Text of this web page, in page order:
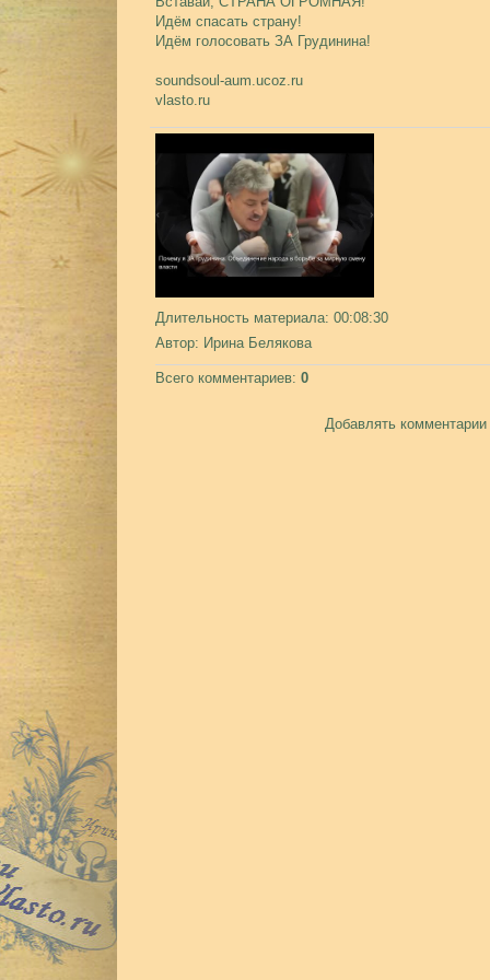
Идём спасать страну!
Идём голосовать ЗА Грудинина!
soundsoul-aum.ucoz.ru
vlasto.ru
Длительность материала: 00:08:30
Автор: Ирина Белякова
Всего комментариев: 0
Добавлять комментарии